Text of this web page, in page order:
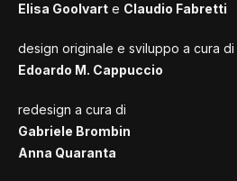
Elisa Goolvart e Claudio Fabretti
design originale e sviluppo a cura di
Edoardo M. Cappuccio
redesign a cura di
Gabriele Brombin
Anna Quaranta